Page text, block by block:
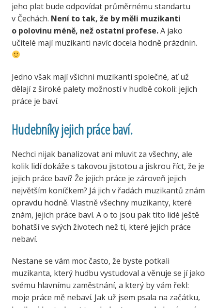
jeho plat bude odpovídat průměrnému standartu
v Čechách. Není to tak, že by měli muzikanti
o polovinu méně, než ostatní profese.A jako
učitelé mají muzikanti navíc docela hodně prázdnin.
Jedno však mají všichni muzikanti společné, ať už
dělají z široké palety možností v hudbě cokoli: jejich
práce je baví.
Hudebníky jejich práce baví.
Nechci nijak banalizovat ani mluvit za všechny, ale
kolik lidí dokáže s takovou jistotou a jiskrou říct, že je
jejich práce baví? Že jejich práce je zároveň jejich
největším koníčkem? Já jich v řadách muzikantů znám
opravdu hodně. Vlastně všechny muzikanty, které
znám, jejich práce baví. A o to jsou pak tito lidé ještě
bohatší ve svých životech než ti, které jejich práce
nebaví.
Nestane se vám moc často, že byste potkali
muzikanta, který hudbu vystudoval a věnuje se jí jako
svému hlavnímu zaměstnání, a který by vám řekl:
moje práce mě nebaví. Jak už jsem psala na začátku,